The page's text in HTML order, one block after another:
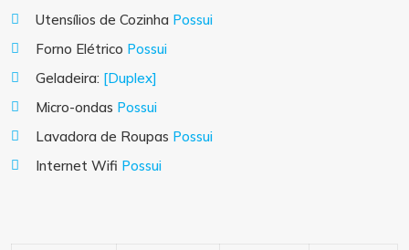
Utensílios de Cozinha Possui
Forno Elétrico Possui
Geladeira: [Duplex]
Micro-ondas Possui
Lavadora de Roupas Possui
Internet Wifi Possui